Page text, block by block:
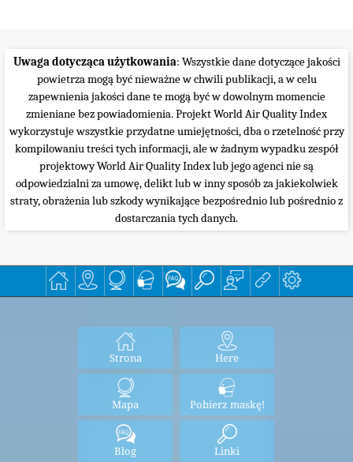
Uwaga dotycząca użytkowania: Wszystkie dane dotyczące jakości
powietrza mogą być nieważne w chwili publikacji, a w celu
zapewnienia jakości dane te mogą być w dowolnym momencie
zmieniane bez powiadomienia. Projekt World Air Quality Index
wykorzystuje wszystkie przydatne umiejętności, dba o rzetelność przy
kompilowaniu treści tych informacji, ale w żadnym wypadku zespół
projektowy World Air Quality Index lub jego agenci nie są
odpowiedzialni za umowę, delikt lub w inny sposób za jakiekolwiek
straty, obrażenia lub szkody wynikające bezpośrednio lub pośrednio z
dostarczania tych danych.
Strona Here
Mapa Pobierz maskę!
Blog Linki